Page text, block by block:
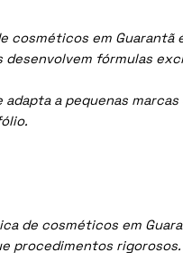
cosméticos em Guarantã
desenvolvem fórmulas
adapta a pequenas
de cosméticos em
procedimentos rigorosos.